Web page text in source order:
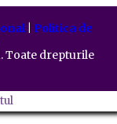
| Politica de
Toate drepturile